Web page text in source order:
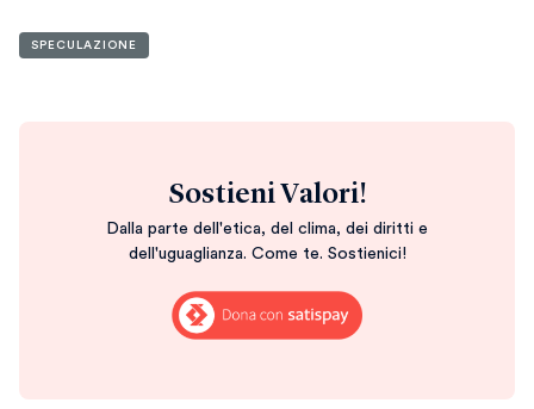
SPECULAZIONE
Sostieni Valori!
Dalla parte dell'etica, del clima, dei diritti e
dell'uguaglianza. Come te. Sostienici!